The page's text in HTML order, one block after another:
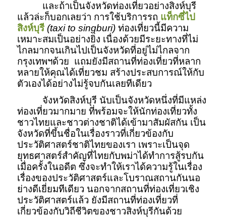
และถ้าเป็นจังหวัดท่องเที่ยวอย่างสิงห์บุรี
แล้วล่ะก็บอกเลยว่า การใช้บริการรถ แท็กซี่ไป
สิงห์บุรี(taxi to singburi)ท่องเที่ยวนี้มีความ
เหมาะสมเป็นอย่างยิ่ง เนื่องด้วยมีระยะทางที่ไม่
ไกลมากจนเกินไปเป็นจังหวัดที่อยู่ไม่ไกลจาก
กรุงเทพฯด้วย แถมยังมีสถานที่ท่องเที่ยวที่หลาก
หลายให้คุณได้เที่ยวชม สร้างประสบการณ์ให้กับ
ตัวเองได้อย่างไม่รู้จบกันเลยทีเดียว
จังหวัดสิงห์บุรี นับเป็นจังหวัดหนึ่งที่มีแหล่ง
ท่องเที่ยวมากมาย ที่พร้อมจะให้นักท่องเที่ยวทั้ง
ชาวไทยและชาวต่างชาติได้เข้ามาสัมผัสกัน เป็น
จังหวัดที่ขึ้นชื่อในเรื่องราวที่เกี่ยวข้องกับ
ประวัติศาสตร์ชาติไทยของเรา เพราะเป็นจุด
ยุทธศาสตร์สำคัญที่ไทยกับพม่าได้ทำการสู้รบกัน
เมื่อครั้งในอดีต ซึ่งจะทำให้เราได้ความรู้ในเรื่อง
เรื่องของประวัติศาสตร์และโบราณสถานกันนอ
ย่างดีเยี่ยมทีเดียว นอกจากสถานที่ท่องเที่ยวเชิง
ประวัติศาสตร์แล้ว ยังมีสถานที่ท่องเที่ยวที่
เกี่ยวข้องกับวิถีชีวิตของชาวสิงห์บุรีกันด้วย